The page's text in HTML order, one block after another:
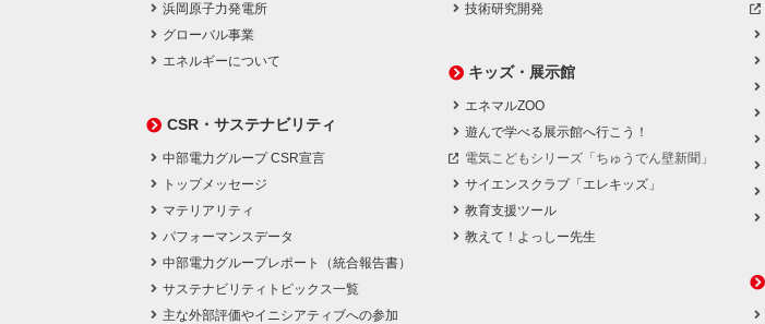
浜岡原子力発電所
グローバル事業
エネルギーについて
CSR・サステナビリティ
中部電力グループ CSR宣言
トップメッセージ
マテリアリティ
パフォーマンスデータ
中部電力グループレポート（統合報告書）
サステナビリティトピックス一覧
主な外部評価やイニシアティブへの参加
技術研究開発
キッズ・展示館
エネマルZOO
遊んで学べる展示館へ行こう！
電気こどもシリーズ「ちゅうでん壁新聞」
サイエンスクラブ「エレキッズ」
教育支援ツール
教えて！よっしー先生